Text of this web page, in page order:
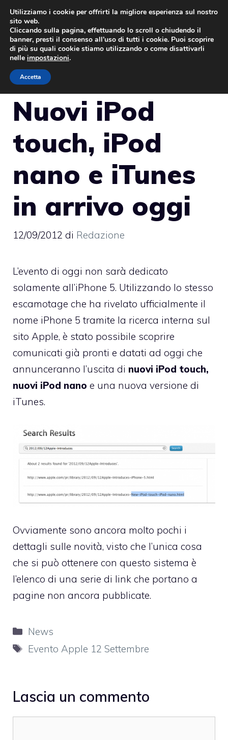
Vai
contenuto
Nuovi iPod
touch, iPod
nano e iTunes
in arrivo oggi
12/09/2012 di Redazione
L’evento di oggi non sarà dedicato
solamente all’iPhone 5. Utilizzando lo stesso
escamotage che ha rivelato ufficialmente il
nome iPhone 5 tramite la ricerca interna sul
sito Apple, è stato possibile scoprire
comunicati già pronti e datati ad oggi che
annunceranno l’uscita di nuovi iPod touch,
nuovi iPod nano e una nuova versione di
iTunes.
Ovviamente sono ancora molto pochi i
dettagli sulle novità, visto che l’unica cosa
che si può ottenere con questo sistema è
l’elenco di una serie di link che portano a
pagine non ancora pubblicate.
Categorie
News
Tag
Evento Apple 12 Settembre
Lascia un commento
Utilizziamo i cookie per offrirti la migliore esperienza sul nostro
sito web.
Cliccando sulla pagina, effettuando lo scroll o chiudendo il
banner, presti il consenso all’uso di tutti i cookie. Puoi scoprire
di più su quali cookie stiamo utilizzando o come disattivarli
nelle impostazioni.
Accetta